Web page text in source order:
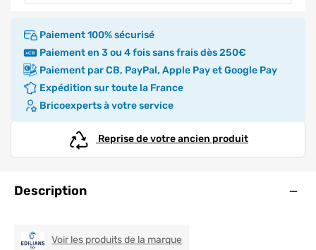
Paiement 100% sécurisé
Paiement en 3 ou 4 fois sans frais dès 250€
Paiement par CB, PayPal, Apple Pay et Google Pay
Expédition sur toute la France
Bricoexperts à votre service
Reprise de votre ancien produit
Description
Voir les produits de la marque